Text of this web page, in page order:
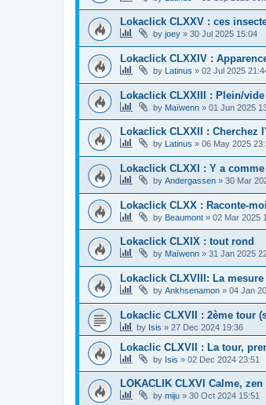
Lokaclick CLXXV : ces
by joey » 30 Jul 2025 15:04
Lokaclick CLXXIV :
by Latinus » 02 Jul 2025
Lokaclick CLXXIII : Plein/vide
by Maïwenn » 01 Jun 2025
Lokaclick CLXXII : Cherchez
by Latinus » 06 May 2025
Lokaclick CLXXI : Y a
by Andergassen » 30 Mar
Lokaclick CLXX : Raconte-
by Beaumont » 02 Mar 2025
Lokaclick CLXIX : tout rond
by Maïwenn » 31 Jan 2025
Lokaclick CLXVIII: La
by Ankhsenamon » 04 Jan
Lokaclic CLXVII : 2ème tour
by Isis » 27 Dec 2024 19:36
Lokaclic CLXVII : La tour,
by Isis » 02 Dec 2024 23:51
LOKACLIK CLXVI Calme, zen
by miju » 30 Oct 2024 15:51